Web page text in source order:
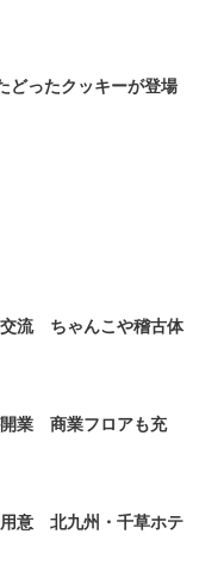
ったクッキーが登場
交流 ちゃんこや稽古体
開業 商業フロアも充
用意 北九州・千草ホテ